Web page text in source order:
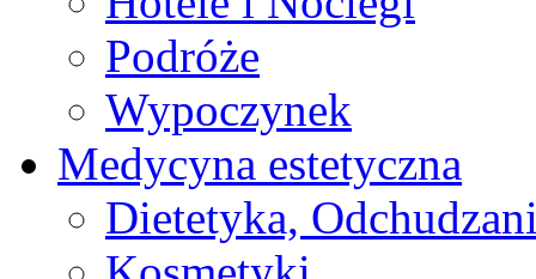
Podróże
Wypoczynek
Medycyna estetyczna
Dietetyka,